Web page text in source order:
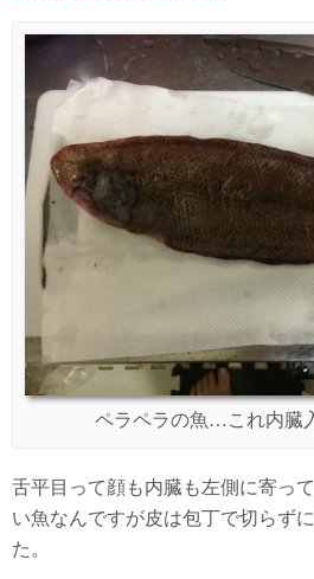
ペラペラの魚…これ内臓
舌平目って顔も内臓も左側に寄っ
い魚なんですが皮は包丁で切らず
た。